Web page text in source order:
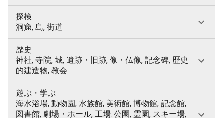
探検
洞窟, 島, 街道
歴史
神社, 寺院, 城, 遺跡・旧跡, 像・仏像, 記念碑, 歴史
的建造物, 教会
遊ぶ・学ぶ
海水浴場, 動物園, 水族館, 美術館, 博物館, 記念館,
図書館, 劇場・ホール, 工場, 公園, 霊園, スキー場,